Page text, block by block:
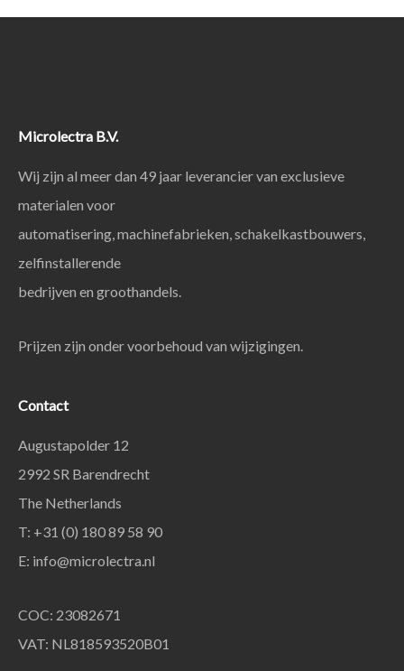
Microlectra B.V.
Wij zijn al meer dan 49 jaar leverancier van exclusieve
materialen voor
automatisering, machinefabrieken, schakelkastbouwers,
zelfinstallerende
bedrijven en groothandels.
Prijzen zijn onder voorbehoud van wijzigingen.
Contact
Augustapolder 12
2992 SR Barendrecht
The Netherlands
T: +31 (0) 180 89 58 90
E: info@microlectra.nl
COC: 23082671
VAT: NL818593520B01